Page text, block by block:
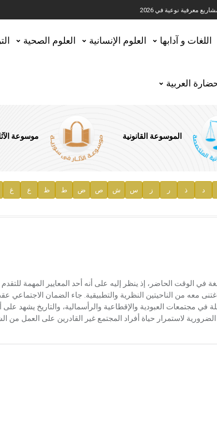
معرفية نوعية في 2026
اللغات و آدابها العلوم الإنسانية العلوم الصحية
العربية
الموسوعة القانونية موسوعة
د ذ ر ز س ش ص ض ط ظ ع غ
في الوقت الحاضر، إذ ينظر إليه على أنه أحد المعايير المهمة
معه من الناحيتين النظرية والتطبيقية. جاء الضمان الاجتماعي
في مجتمعات العبودية والإقطاعية والرأسمالية، والتاريخ يشهد
لاستمرار حياة أفراد المجتمع غير القادرين على العمل من